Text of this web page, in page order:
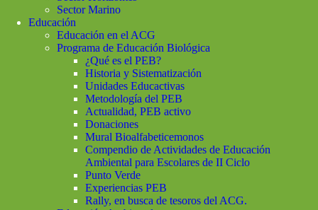
Sector Marino
Educación
Educación en el ACG
Programa de Educación Biológica
¿Qué es el PEB?
Historia y Sistematización
Unidades Educactivas
Metodología del PEB
Actualidad, PEB activo
Donaciones
Mural Bioalfabeticemonos
Compendio de Actividades de Educación
Ambiental para Escolares de II Ciclo
Punto Verde
Experiencias PEB
Rally, en busca de tesoros del ACG.